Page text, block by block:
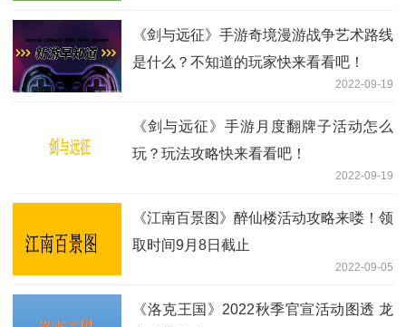
《剑与远征》手游奇境漫游战争艺术路线
是什么？不知道的玩家快来看看吧！
2022-09-19
《剑与远征》手游月度翻牌子活动怎么
玩？玩法攻略快来看看吧！
2022-09-19
《江南百景图》醉仙楼活动攻略来喽！领
取时间9月8日截止
2022-09-05
《洛克王国》2022秋季官宣活动图透 龙